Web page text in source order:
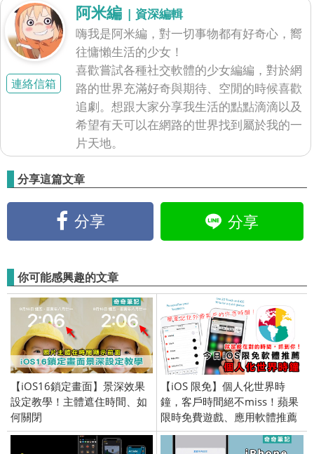
連絡信箱
阿米編 | 資深編輯
嗨我是阿米編，對一切事物都有好奇心，嚮
往慵懶生活的少女！
喜歡嘗試各種社交軟體的少女編編，對於網
路的世界充滿好奇與期待、空閒的時候喜歡
追劇。想跟大家分享我生活的點點滴滴以及
希望有天可以在網路的世界找到屬於我的一
片天地。
分享這篇文章
分享 分享
你可能感興趣的文章
【iOS16鎖定畫面】景深效果
設定教學！主體遮住時間、如
何關閉
【iOS 限免】個人化世界時
鐘，客戶時間絕不miss！蘋果
限時免費遊戲、應用軟體推薦
(iPhone／iPad) 2016/11/7